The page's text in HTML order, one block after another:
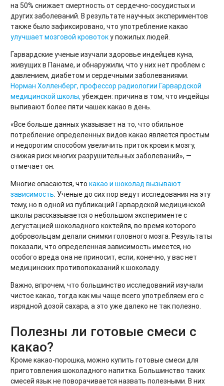
на 50% снижает смертность от сердечно-сосудистых и
других заболеваний. В результате научных экспериментов
также было зафиксировано, что употребление какао
улучшает мозговой кровотоку пожилых людей.
Гарвардские ученые изучали здоровье индейцев куна,
живущих в Панаме, и обнаружили, что у них нет проблем с
давлением, диабетом и сердечными заболеваниями.
Норман Холленберг, профессор радиологии Гарвардской
медицинской школы, убежден: причина в том, что индейцы
выпивают более пяти чашек какао в день.
«Все больше данных указывает на то, что обильное
потребление определенных видов какао является простым
и недорогим способом увеличить приток крови к мозгу,
снижая риск многих разрушительных заболеваний», —
отмечает он.
Многие опасаются, что какао и шоколад вызывают
зависимость. Ученые до сих пор ведут исследования на эту
тему, но в одной из публикаций Гарвардской медицинской
школы рассказывается о небольшом эксперименте с
дегустацией шоколадного коктейля, во время которого
добровольцам делали снимки головного мозга. Результаты
показали, что определенная зависимость имеется, но
особого вреда она не приносит, если, конечно, у вас нет
медицинских противопоказаний к шоколаду.
Важно, впрочем, что большинство исследований изучали
чистое какао, тогда как мы чаще всего употребляем его с
изрядной дозой сахара, а это уже далеко не так полезно.
Полезны ли готовые смеси с
какао?
Кроме какао-порошка, можно купить готовые смеси для
приготовления шоколадного напитка. Большинство таких
смесей язык не поворачивается назвать полезными. В них